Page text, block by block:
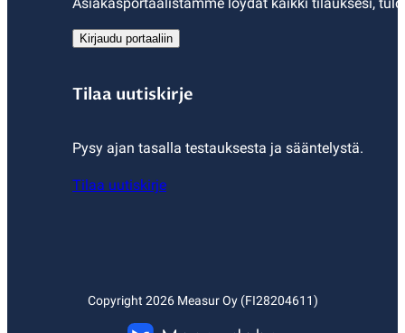
Kirjaudu portaaliin
Tilaa uutiskirje
Pysy ajan tasalla testauksesta ja sääntelystä.
Tilaa uutiskirje
Copyright 2026Measur Oy (FI28204611)